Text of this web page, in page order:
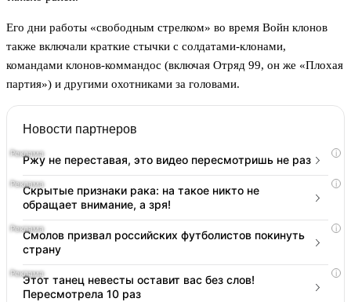
Его дни работы «свободным стрелком» во время Войн клонов
также включали краткие стычки с солдатами-клонами,
командами клонов-коммандос (включая Отряд 99, он же «Плохая
партия») и другими охотниками за головами.
Новости партнеров
i
Ржу не переставая, это видео пересмотришь не раз
i
Скрытые признаки рака: на такое никто не
обращает внимание, а зря!
i
Смолов призвал российских футболистов покинуть
страну
i
Этот танец невесты оставит вас без слов!
Пересмотрела 10 раз